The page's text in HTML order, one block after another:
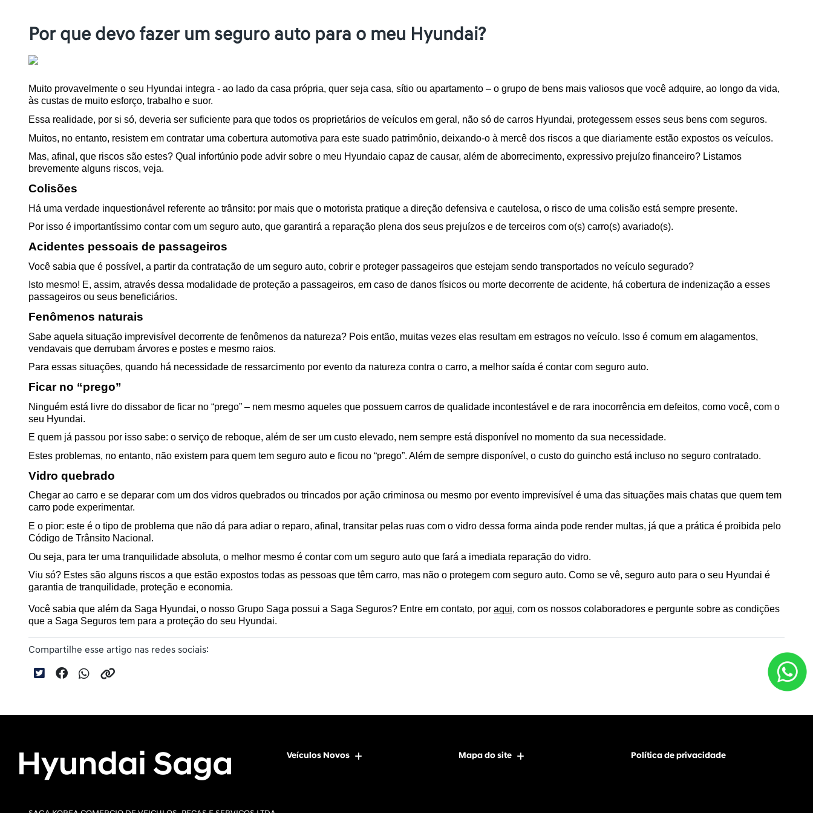
Por que devo fazer um seguro auto para o meu Hyundai?
Muito provavelmente o seu Hyundai integra - ao lado da casa própria, quer seja casa, sítio ou apartamento – o grupo de bens mais valiosos que você adquire, ao longo da vida,
às custas de muito esforço, trabalho e suor.
Essa realidade, por si só, deveria ser suficiente para que todos os proprietários de veículos em geral, não só de carros Hyundai, protegessem esses seus bens com seguros.
Muitos, no entanto, resistem em contratar uma cobertura automotiva para este suado patrimônio, deixando-o à mercê dos riscos a que diariamente estão expostos os veículos.
Mas, afinal, que riscos são estes? Qual infortúnio pode advir sobre o meu Hyundaio capaz de causar, além de aborrecimento, expressivo prejuízo financeiro? Listamos
brevemente alguns riscos, veja.
Colisões
Há uma verdade inquestionável referente ao trânsito: por mais que o motorista pratique a direção defensiva e cautelosa, o risco de uma colisão está sempre presente.
Por isso é importantíssimo contar com um seguro auto, que garantirá a reparação plena dos seus prejuízos e de terceiros com o(s) carro(s) avariado(s).
Acidentes pessoais de passageiros
Você sabia que é possível, a partir da contratação de um seguro auto, cobrir e proteger passageiros que estejam sendo transportados no veículo segurado?
Isto mesmo! E, assim, através dessa modalidade de proteção a passageiros, em caso de danos físicos ou morte decorrente de acidente, há cobertura de indenização a esses
passageiros ou seus beneficiários.
Fenômenos naturais
Sabe aquela situação imprevisível decorrente de fenômenos da natureza? Pois então, muitas vezes elas resultam em estragos no veículo. Isso é comum em alagamentos,
vendavais que derrubam árvores e postes e mesmo raios.
Para essas situações, quando há necessidade de ressarcimento por evento da natureza contra o carro, a melhor saída é contar com seguro auto.
Ficar no “prego”
Ninguém está livre do dissabor de ficar no “prego” – nem mesmo aqueles que possuem carros de qualidade incontestável e de rara inocorrência em defeitos, como você, com o
seu Hyundai.
E quem já passou por isso sabe: o serviço de reboque, além de ser um custo elevado, nem sempre está disponível no momento da sua necessidade.
Estes problemas, no entanto, não existem para quem tem seguro auto e ficou no “prego”. Além de sempre disponível, o custo do guincho está incluso no seguro contratado.
Vidro quebrado
Chegar ao carro e se deparar com um dos vidros quebrados ou trincados por ação criminosa ou mesmo por evento imprevisível é uma das situações mais chatas que quem tem
carro pode experimentar.
E o pior: este é o tipo de problema que não dá para adiar o reparo, afinal, transitar pelas ruas com o vidro dessa forma ainda pode render multas, já que a prática é proibida pelo
Código de Trânsito Nacional.
Ou seja, para ter uma tranquilidade absoluta, o melhor mesmo é contar com um seguro auto que fará a imediata reparação do vidro.
Viu só? Estes são alguns riscos a que estão expostos todas as pessoas que têm carro, mas não o protegem com seguro auto. Como se vê, seguro auto para o seu Hyundai é
garantia de tranquilidade, proteção e economia.
Você sabia que além da Saga Hyundai, o nosso Grupo Saga possui a Saga Seguros? Entre em contato, por aqui, com os nossos colaboradores e pergunte sobre as condições
que a Saga Seguros tem para a proteção do seu Hyundai.
Compartilhe esse artigo nas redes sociais:
Veículos Novos Mapa do site Política de privacidade